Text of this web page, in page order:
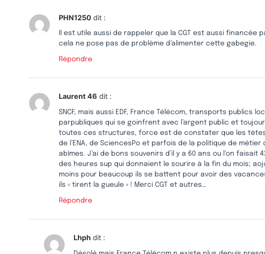
PHN1250 dit :
Il est utile aussi de rappeler que la CGT est aussi financée
cela ne pose pas de problème d’alimenter cette gabegie.
Répondre
Laurent 46 dit :
SNCF, mais aussi EDF, France Télécom, transports publics
parpubliques qui se goinfrent avec l’argent public et
toutes ces structures, force est de constater que les
de l’ENA, de SciencesPo et parfois de la politique de
abîmes. J’ai de bons souvenirs d’il y a 60 ans ou l’on
des heures sup qui donnaient le sourire à la fin du mois;
moins pour beaucoup ils se battent pour avoir des
ils « tirent la gueule » ! Merci CGT et autres…
Répondre
Lhph dit :